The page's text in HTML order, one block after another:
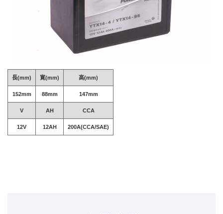
長(mm) 寛(mm) 高(mm)
152mm 88mm 147mm
V AH CCA
12V 12AH 200A(CCA/SAE)